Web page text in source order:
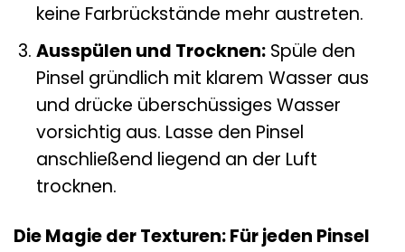
keine Farbrückstände mehr austreten.
Ausspülen und Trocknen:Spüle den
Pinsel gründlich mit klarem Wasser aus
und drücke überschüssiges Wasser
vorsichtig aus. Lasse den Pinsel
anschließend liegend an der Luft
trocknen.
Die Magie der Texturen: Für jeden Pinsel